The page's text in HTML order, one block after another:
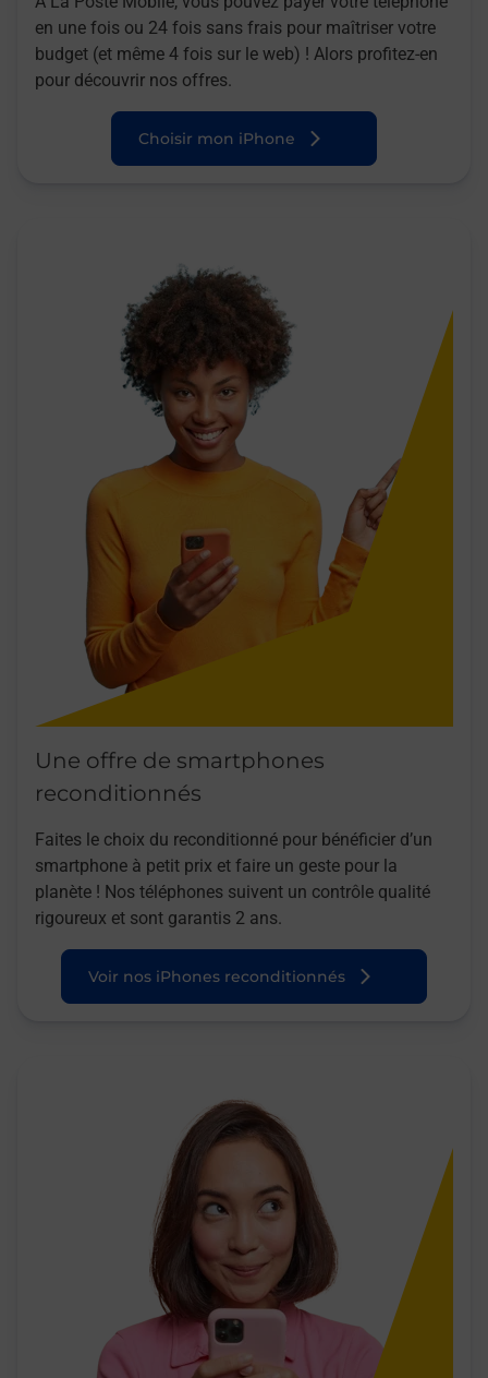
en une fois ou 24 fois sans frais pour maîtriser votre
budget (et même 4 fois sur le web) ! Alors profitez-en
pour découvrir nos offres.
Choisir mon iPhone
Une offre de smartphones
reconditionnés
Faites le choix du reconditionné pour bénéficier d’un
smartphone à petit prix et faire un geste pour la
planète ! Nos téléphones suivent un contrôle qualité
rigoureux et sont garantis 2 ans.
Voir nos iPhones reconditionnés